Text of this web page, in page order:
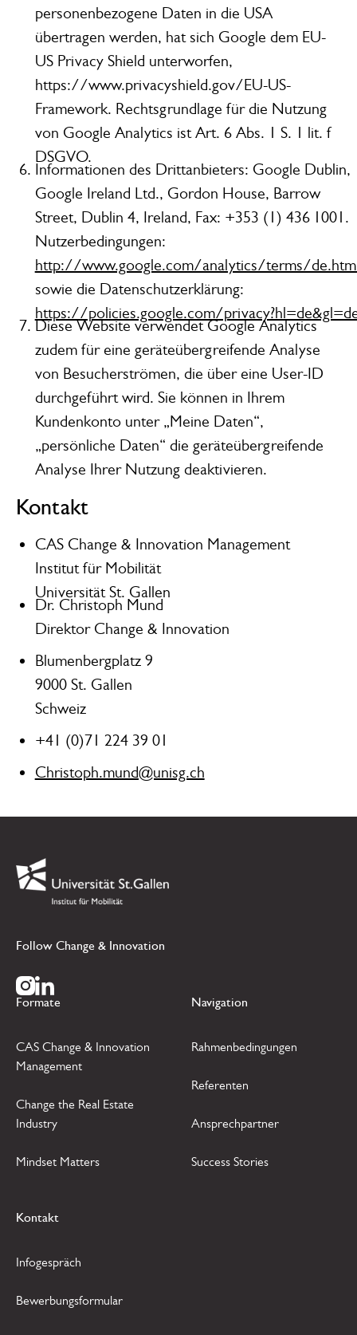
personenbezogene Daten in die USA
übertragen werden, hat sich Google dem EU-
US Privacy Shield unterworfen,
https://www.privacyshield.gov/EU-US-
Framework. Rechtsgrundlage für die Nutzung
von Google Analytics ist Art. 6 Abs. 1 S. 1 lit. f
DSGVO.
Informationen des Drittanbieters: Google Dublin,
Google Ireland Ltd., Gordon House, Barrow
Street, Dublin 4, Ireland, Fax: +353 (1) 436 1001.
Nutzerbedingungen:
http://www.google.com/analytics/terms/
sowie die Datenschutzerklärung:
https://policies.google.com/
Diese Website verwendet Google Analytics
zudem für eine geräteübergreifende Analyse
von Besucherströmen, die über eine User-ID
durchgeführt wird. Sie können in Ihrem
Kundenkonto unter „Meine Daten“,
„persönliche Daten“ die geräteübergreifende
Analyse Ihrer Nutzung deaktivieren.
Kontakt
CAS Change & Innovation Management
Institut für Mobilität
Universität St. Gallen
Dr. Christoph Mund
Direktor Change & Innovation
Blumenbergplatz 9
9000 St. Gallen
Schweiz
+41 (0)71 224 39 01
Christoph.mund@unisg.ch
Link zur Startseite
Follow Change & Innovation
Zur Instagram Seite
Zur LinkedIn Seite
Formate
CAS Change & Innovation
Management
Change the Real Estate
Industry
Mindset Matters
Navigation
Rahmenbedingungen
Referenten
Ansprechpartner
Success Stories
Kontakt
Infogespräch
Bewerbungsformular